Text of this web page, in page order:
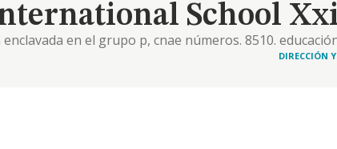
School
en el grupo p, cnae números. 8510.
secundaria general. 8560. actividadesDIRECCIÓN